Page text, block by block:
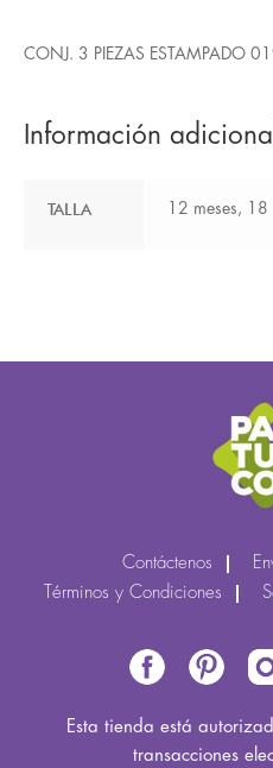
CONJ. 3 PIEZAS ESTAMPADO
Información
TALLA 12 meses,
Contáctenos
Términos y Condiciones
Esta tienda está
transacciones